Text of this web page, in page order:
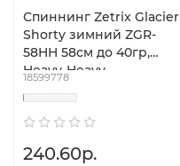
Спиннинг Zetrix Glacier
Shorty зимний ZGR-
58HH 58см до 40гр,
Heavy-Heavy
18599778
240.60р.